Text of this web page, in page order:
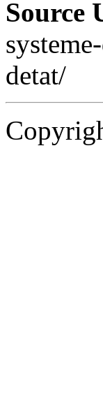
Source
detat/